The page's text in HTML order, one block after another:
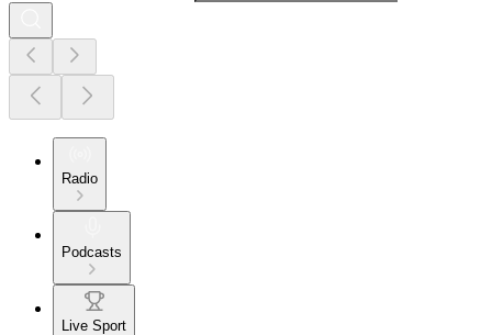
Radio
Podcasts
Live Sport